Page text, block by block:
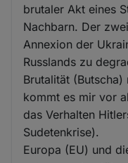
brutaler Akt eines
Nachbarn. Der
Annexion der
Russlands zu
Brutalität
kommt es mir vor
das Verhalten
Sudetenkrise).
Europa (EU) und